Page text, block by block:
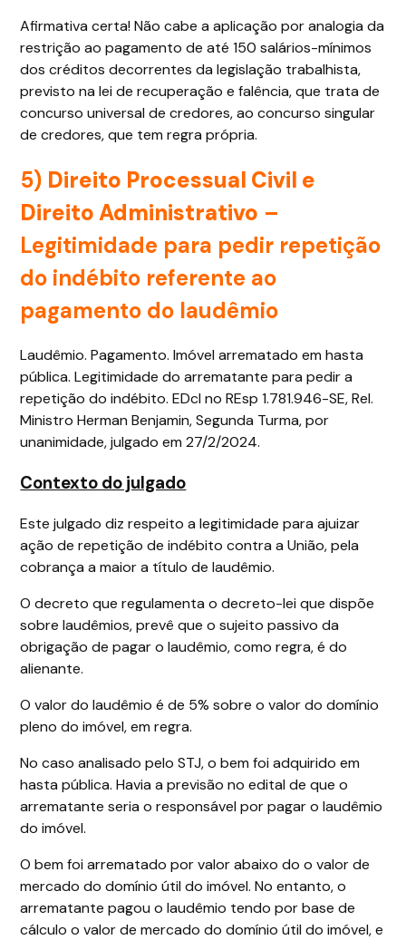
Afirmativa certa! Não cabe a aplicação por analogia da
restrição ao pagamento de até 150 salários-mínimos
dos créditos decorrentes da legislação trabalhista,
previsto na lei de recuperação e falência, que trata de
concurso universal de credores, ao concurso singular
de credores, que tem regra própria.
5) Direito Processual Civil e
Direito Administrativo –
Legitimidade para pedir repetição
do indébito referente ao
pagamento do laudêmio
Laudêmio. Pagamento. Imóvel arrematado em hasta
pública. Legitimidade do arrematante para pedir a
repetição do indébito. EDcl no REsp 1.781.946-SE, Rel.
Ministro Herman Benjamin, Segunda Turma, por
unanimidade, julgado em 27/2/2024.
Contexto do julgado
Este julgado diz respeito a legitimidade para ajuizar
ação de repetição de indébito contra a União, pela
cobrança a maior a título de laudêmio.
O decreto que regulamenta o decreto-lei que dispõe
sobre laudêmios, prevê que o sujeito passivo da
obrigação de pagar o laudêmio, como regra, é do
alienante.
O valor do laudêmio é de 5% sobre o valor do domínio
pleno do imóvel, em regra.
No caso analisado pelo STJ, o bem foi adquirido em
hasta pública. Havia a previsão no edital de que o
arrematante seria o responsável por pagar o laudêmio
do imóvel.
O bem foi arrematado por valor abaixo do o valor de
mercado do domínio útil do imóvel. No entanto, o
arrematante pagou o laudêmio tendo por base de
cálculo o valor de mercado do domínio útil do imóvel, e